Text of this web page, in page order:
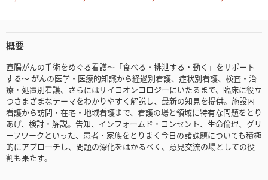
概要
直腸がんの手術をめぐる看護～「食べる・排泄する・動く」をサポート
する～ がんの医学・医療的知識から経過別看護、症状別看護、検査・治
療・処置別看護、さらにはサイコオンコロジーにいたるまで、臨床に役立
つさまざまなテーマをわかりやすく解説し、最新の知見を提供。施設内
看護から訪問・在宅・地域看護まで、看護の場と領域に特有な問題をとり
あげ、検討・解説。告知、インフォームド・コンセント、生命倫理、グリ
ーフワークといった、患者・家族をとりまく今日の諸課題についても積極
的にアプローチし、問題の深化をはかるべく、意見交流の場としての役
割も果たす。